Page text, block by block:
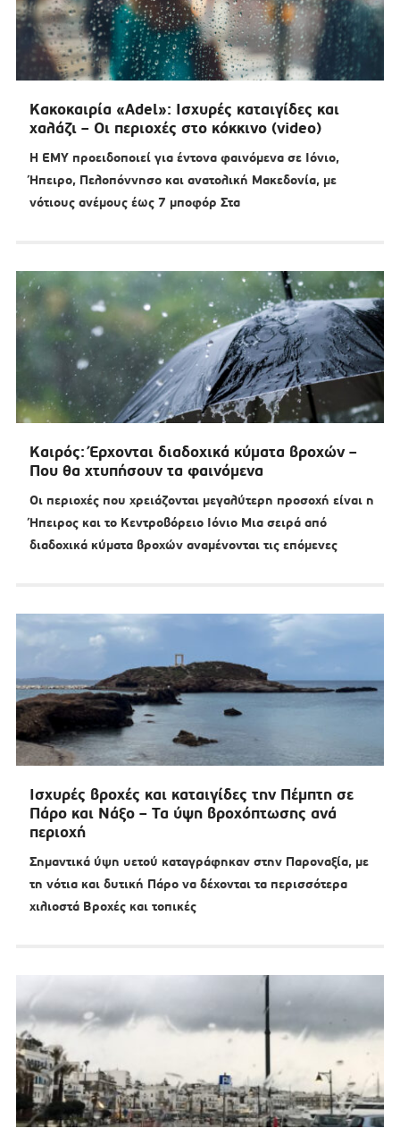
Κακοκαιρία «Adel»: Ισχυρές καταιγίδες και
χαλάζι – Οι περιοχές στο κόκκινο (video)
Η ΕΜΥ προειδοποιεί για έντονα φαινόμενα σε Ιόνιο,
Ήπειρο, Πελοπόννησο και ανατολική Μακεδονία, με
νότιους ανέμους έως 7 μποφόρ Στα
Καιρός: Έρχονται διαδοχικά κύματα βροχών –
Που θα χτυπήσουν τα φαινόμενα
Οι περιοχές που χρειάζονται μεγαλύτερη προσοχή είναι η
Ήπειρος και το Κεντροβόρειο Ιόνιο Μια σειρά από
διαδοχικά κύματα βροχών αναμένονται τις επόμενες
Ισχυρές βροχές και καταιγίδες την Πέμπτη σε
Πάρο και Νάξο – Τα ύψη βροχόπτωσης ανά
περιοχή
Σημαντικά ύψη υετού καταγράφηκαν στην Παροναξία, με
τη νότια και δυτική Πάρο να δέχονται τα περισσότερα
χιλιοστά Βροχές και τοπικές